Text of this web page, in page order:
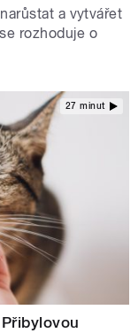
a vytvářet
rozhoduje o
27 minut